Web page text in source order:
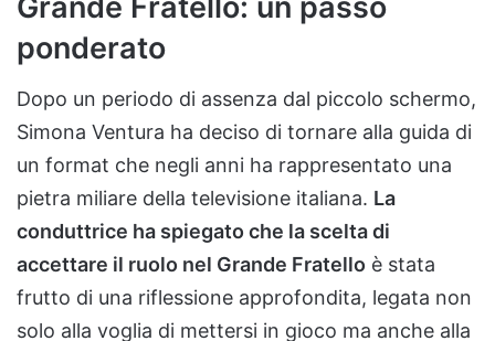
ponderato
Dopo un periodo di assenza dal piccolo schermo,
Simona Ventura ha deciso di tornare alla guida di
un format che negli anni ha rappresentato una
pietra miliare della televisione italiana. La
conduttrice ha spiegato che la scelta di
accettare il ruolo nel Grande Fratello è stata
frutto di una riflessione approfondita, legata non
solo alla voglia di mettersi in gioco ma anche alla